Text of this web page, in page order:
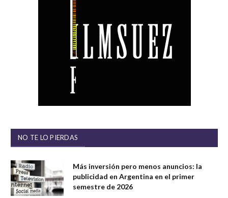
NO TE LO PIERDAS
Más inversión pero menos anuncios: la
publicidad en Argentina en el primer
semestre de 2026